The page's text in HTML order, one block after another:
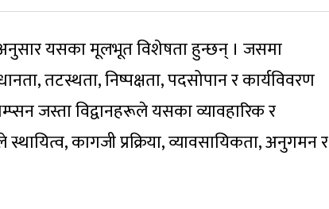
अनुसार यसका मूलभूत विशेषता हुन्छन् । जसमा
तटस्थता, निष्पक्षता, पदसोपान र कार्यविवरण
जस्ता विद्वानहरूले यसका व्यावहारिक र
कागजी प्रक्रिया, व्यावसायिकता, अनुगमन र